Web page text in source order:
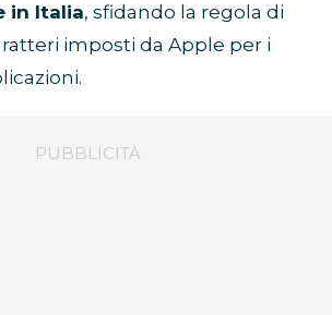
in Italia, sfidando la regola di
imposti da Apple per i